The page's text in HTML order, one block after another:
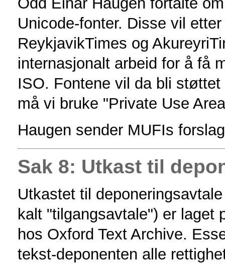
Unicode-fonter. Disse vil
ReykjavikTimes og
internasjonalt arbeid for å få
ISO. Fontene vil da bli
må vi bruke "Private Use
Haugen sender MUFIs
Sak 8: Utkast til
Utkastet til
kalt "tilgangsavtale") er laget
hos Oxford Text Archive.
tekst-deponenten alle